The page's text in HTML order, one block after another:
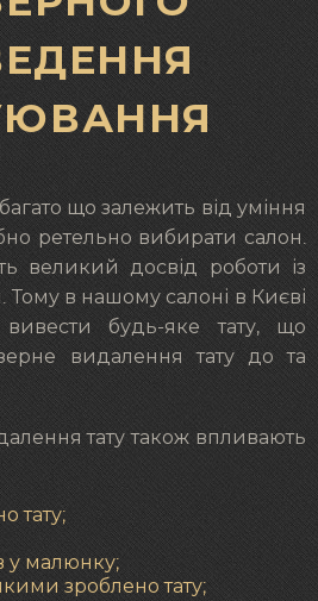
що залежить від уміння
ретельно вибирати салон.
великий досвід роботи із
Тому в нашому салоні в Києві
будь-яке тату, що
видалення тату до та
тату також впливають
тату;
у малюнку;
зроблено тату;